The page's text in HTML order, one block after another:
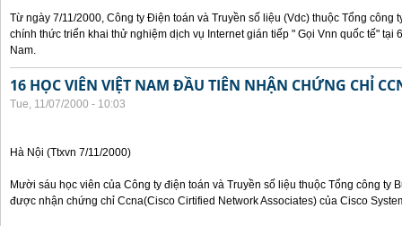
Từ ngày 7/11/2000, Công ty Điện toán và Truyền số liệu (Vdc) thuộc Tổng công
chính thức triển khai thử nghiệm dịch vụ Internet gián tiếp " Gọi Vnn quốc tế" tại
Nam.
16 HỌC VIÊN VIỆT NAM ĐẦU TIÊN NHẬN CHỨNG CHỈ
Tue, 11/07/2000 - 10:03
Hà Nội (Ttxvn 7/11/2000)
Mười sáu học viên của Công ty điện toán và Truyền số liệu thuộc Tổng công ty
được nhận chứng chỉ Ccna(Cisco Cirtified Network Associates) của Cisco